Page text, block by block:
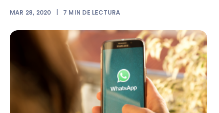
MAR 28, 2020 7 MIN DE LECTURA